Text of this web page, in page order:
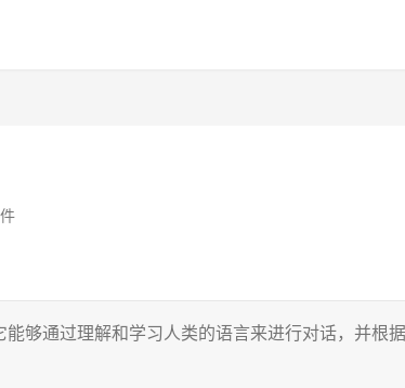
够通过理解和学习人类的语言来进行对话，并根据